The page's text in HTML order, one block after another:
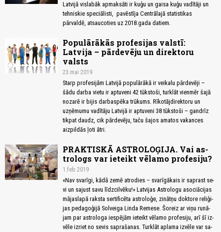
Latvijā vislabāk apmaksāti ir kuģu un gaisa kuģu vadītāji un
tehniskie speciālisti, pavēstīja Centrālajā statistikas
pārvaldē, atsaucoties uz 2018.gada datiem.
Populārākās profesijas valstī:
Latvija – pārdevēju un direktoru
valsts
23.mai 2019
Starp profesijām Latvijā populārākā ir veikalu pārdevēji –
šādu darba vietu ir aptuveni 42 tūkstoši, turklāt vienmēr šajā
nozarē ir bijis darbaspēka trūkums. Rīkotājdirektoru un
uzņēmumu vadītāju Latvijā ir aptuveni 38 tūkstoši – gandrīz
tikpat daudz, cik pārdevēju, taču šajos amatos vakances
aizpildās ļoti ātri.
PRAKTISKĀ ASTROLOĢIJA. Vai as­
tro­lo­gs var ie­teikt vē­la­mo pro­fe­si­ju?
1.feb 2019
«Nav sva­rī­gi, kā­dā zem­ē at­ro­dies – sva­rī­gā­kais ir sa­prast se­
vi un sa­just sa­vu līdz­cil­vē­ku!» Lat­vi­jas As­tro­lo­gu aso­ci­āci­jas
mā­jas­la­pā rak­sta ser­ti­fi­cē­ta as­tro­lo­ģe, zi­nāt­ņu dok­to­re re­li­ģi­
jas pe­da­go­ģi­jā Sol­vei­ga Lin­da Re­me­se. Šo­reiz ar vi­ņu ru­nā­
jam par as­tro­lo­ga ie­spē­jām ie­teikt vē­la­mo pro­fe­si­ju, arī šī iz­
vē­le iz­riet no se­vis sa­pra­ša­nas. Tur­klāt ap­la­ma iz­vē­le var sa­